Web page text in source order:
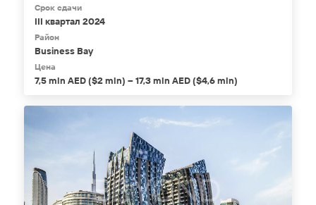
Срок сдачи
III квартал 2024
Район
Business Bay
Цена
7,5 mln AED ($2 mln) – 17,3 mln AED ($4,6 mln)